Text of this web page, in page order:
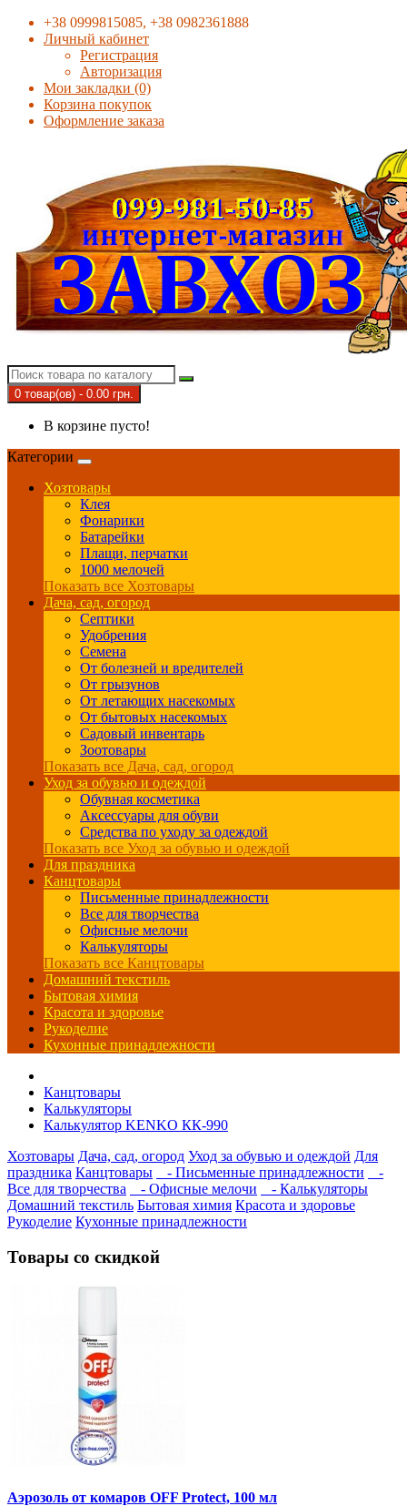
+38 0999815085, +38 0982361888
Личный кабинет
Регистрация
Авторизация
Мои закладки (0)
Корзина покупок
Оформление заказа
0 товар(ов) - 0.00 грн.
В корзине пусто!
Категории
Хозтовары
Клея
Фонарики
Батарейки
Плащи, перчатки
1000 мелочей
Показать все Хозтовары
Дача, сад, огород
Септики
Удобрения
Семена
От болезней и вредителей
От грызунов
От летающих насекомых
От бытовых насекомых
Садовый инвентарь
Зоотовары
Показать все Дача, сад, огород
Уход за обувью и одеждой
Обувная косметика
Аксессуары для обуви
Средства по уходу за одеждой
Показать все Уход за обувью и одеждой
Для праздника
Канцтовары
Письменные принадлежности
Все для творчества
Офисные мелочи
Калькуляторы
Показать все Канцтовары
Домашний текстиль
Бытовая химия
Красота и здоровье
Рукоделие
Кухонные принадлежности
Канцтовары
Калькуляторы
Калькулятор KENKO КК-990
Хозтовары Дача, сад, огород Уход за обувью и одеждой Для
праздника Канцтовары - Письменные принадлежности
-
Все для творчества
- Офисные мелочи
- Калькуляторы
Домашний текстиль Бытовая химия Красота и здоровье
Рукоделие Кухонные принадлежности
Товары со скидкой
Аэрозоль от комаров OFF Protect, 100 мл